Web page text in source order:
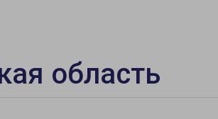
область